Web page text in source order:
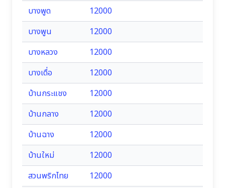
บางพูด
12000
บางพูน
12000
บางหลวง
12000
บางเดื่อ
12000
บ้านกระแชง
12000
บ้านกลาง
12000
บ้านฉาง
12000
บ้านใหม่
12000
สวนพริกไทย
12000